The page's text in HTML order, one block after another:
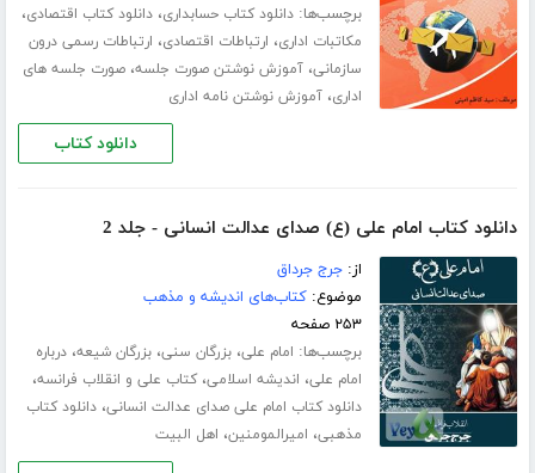
برچسب‌ها:دانلود کتاب حسابداری،دانلود کتاب اقتصادی،
مکاتبات اداری، ارتباطات اقتصادی، ارتباطات رسمی درون
سازمانی،آموزش نوشتن صورت جلسه،صورت جلسه های
اداری،آموزش نوشتن نامه اداری
دانلود کتاب
دانلود کتاب امام علی (ع) صدای عدالت انسانی - جلد 2
از:جرج جرداق
موضوع:کتاب‌های اندیشه و مذهب
۲۵۳ صفحه
برچسب‌ها: امام علی،بزرگان سنی،بزرگان شیعه،درباره
امام علی، اندیشه اسلامی،کتاب علی و انقلاب فرانسه،
دانلود کتاب امام علی صدای عدالت انسانی،دانلود کتاب
مذهبی، امیرالمومنین، اهل البیت